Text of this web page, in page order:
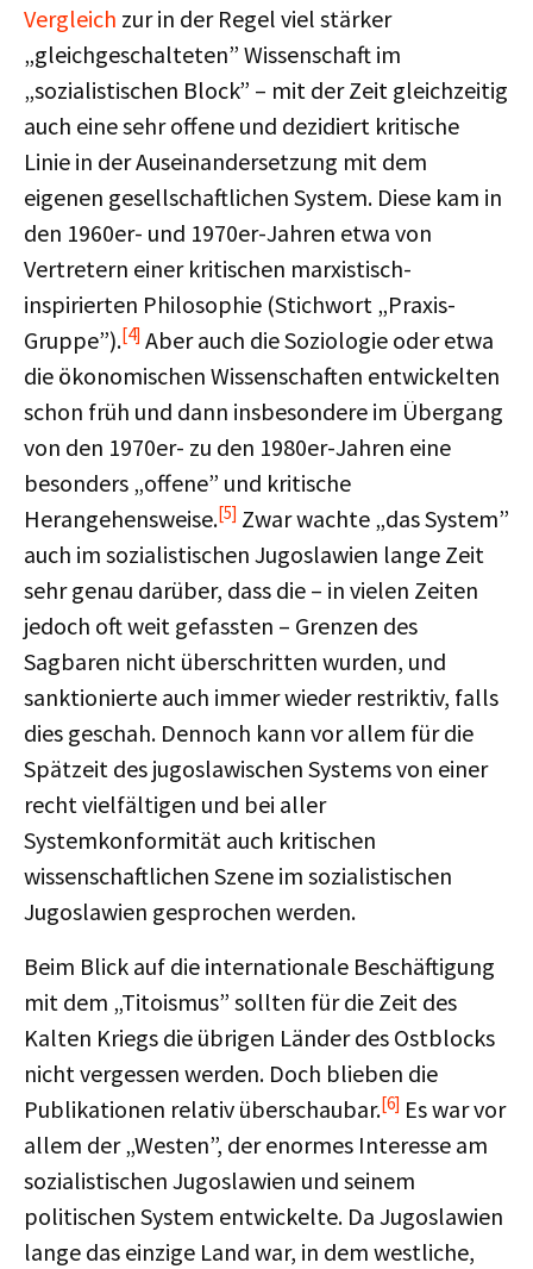
Vergleich zur in der Regel viel stärker
„gleichgeschalteten” Wissenschaft im
„sozialistischen Block” – mit der Zeit gleichzeitig
auch eine sehr offene und dezidiert kritische
Linie in der Auseinandersetzung mit dem
eigenen gesellschaftlichen System. Diese kam in
den 1960er- und 1970er-Jahren etwa von
Vertretern einer kritischen marxistisch-
inspirierten Philosophie (Stichwort „Praxis-
Gruppe”).[4] Aber auch die Soziologie oder etwa
die ökonomischen Wissenschaften entwickelten
schon früh und dann insbesondere im Übergang
von den 1970er- zu den 1980er-Jahren eine
besonders „offene” und kritische
Herangehensweise.[5] Zwar wachte „das System”
auch im sozialistischen Jugoslawien lange Zeit
sehr genau darüber, dass die – in vielen Zeiten
jedoch oft weit gefassten – Grenzen des
Sagbaren nicht überschritten wurden, und
sanktionierte auch immer wieder restriktiv, falls
dies geschah. Dennoch kann vor allem für die
Spätzeit des jugoslawischen Systems von einer
recht vielfältigen und bei aller
Systemkonformität auch kritischen
wissenschaftlichen Szene im sozialistischen
Jugoslawien gesprochen werden.
Beim Blick auf die internationale Beschäftigung
mit dem „Titoismus” sollten für die Zeit des
Kalten Kriegs die übrigen Länder des Ostblocks
nicht vergessen werden. Doch blieben die
Publikationen relativ überschaubar.[6] Es war vor
allem der „Westen”, der enormes Interesse am
sozialistischen Jugoslawien und seinem
politischen System entwickelte. Da Jugoslawien
lange das einzige Land war, in dem westliche,